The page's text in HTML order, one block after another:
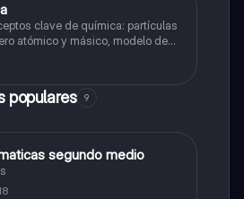
clave de química: partículas
atómico y másico, modelo de
repasar de forma clara y
populares 9
segundo medio